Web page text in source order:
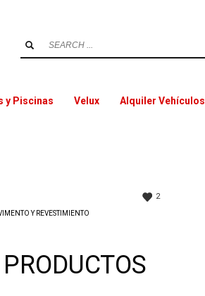
y Piscinas Velux Alquiler Vehículos
2
Y REVESTIMIENTO